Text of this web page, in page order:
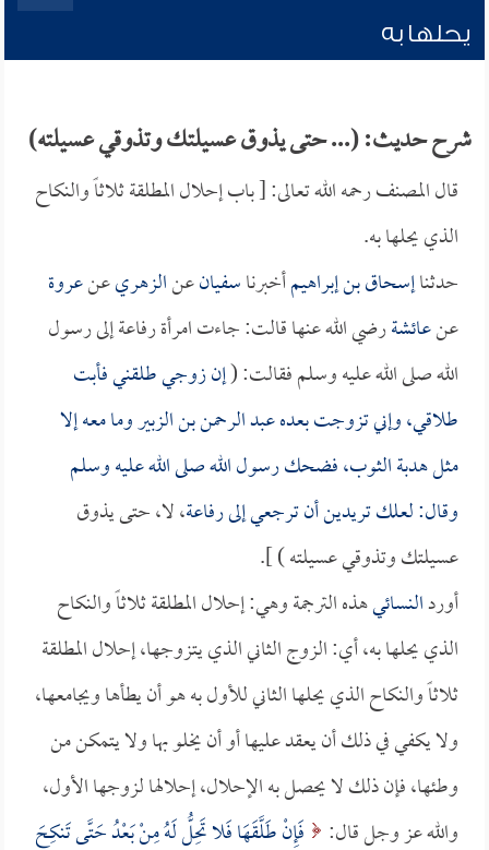
يحلها به
شرح حديث: (... حتى يذوق عسيلتك وتذوقي عسيلته)
قال المصنف رحمه الله تعالى: [ باب إحلال المطلقة ثلاثاً والنكاح
الذي يحلها به.
حدثناإسحاق بن إبراهيمأخبرناسفيانعنالزهريعنعروة
عنعائشةرضي الله عنها قالت: جاءت امرأة رفاعة إلى رسول
الله صلى الله عليه وسلم فقالت: (إن زوجي طلقني فأبت
طلاقي، وإني تزوجت بعدهعبد الرحمن بن الزبيروما معه إلا
مثل هدبة الثوب، فضحك رسول الله صلى الله عليه وسلم
وقال: لعلك تريدين أن ترجعي إلىرفاعة، لا، حتى يذوق
عسيلتك وتذوقي عسيلته ) ].
أوردالنسائيهذه الترجمة وهي: إحلال المطلقة ثلاثاً والنكاح
الذي يحلها به، أي: الزوج الثاني الذي يتزوجها، إحلال المطلقة
ثلاثاً والنكاح الذي يحلها الثاني للأول به هو أن يطأها ويجامعها،
ولا يكفي في ذلك أن يعقد عليها أو أن يخلو بها ولا يتمكن من
وطئها، فإن ذلك لا يحصل به الإحلال، إحلالها لزوجها الأول،
والله عز وجل قال:
فَإِنْ طَلَّقَهَا فَلا تَحِلُّ لَهُ مِنْ بَعْدُ حَتَّى تَنكِحَ